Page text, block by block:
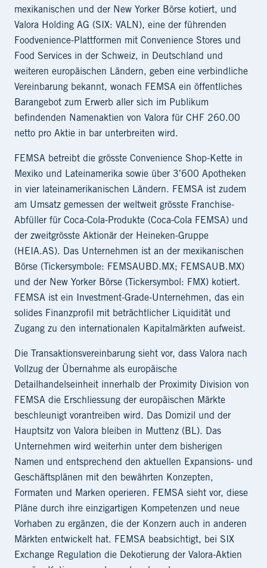
mexikanischen und der New Yorker Börse kotiert, und
Valora Holding AG (SIX: VALN), eine der führenden
Foodvenience-Plattformen mit Convenience Stores und
Food Services in der Schweiz, in Deutschland und
weiteren europäischen Ländern, geben eine verbindliche
Vereinbarung bekannt, wonach FEMSA ein öffentliches
Barangebot zum Erwerb aller sich im Publikum
befindenden Namenaktien von Valora für CHF 260.00
netto pro Aktie in bar unterbreiten wird.
FEMSA betreibt die grösste Convenience Shop-Kette in
Mexiko und Lateinamerika sowie über 3ʼ600 Apotheken
in vier lateinamerikanischen Ländern. FEMSA ist zudem
am Umsatz gemessen der weltweit grösste Franchise-
Abfüller für Coca-Cola-Produkte (Coca-Cola FEMSA) und
der zweitgrösste Aktionär der Heineken-Gruppe
(HEIA.AS). Das Unternehmen ist an der mexikanischen
Börse (Tickersymbole: FEMSAUBD.MX; FEMSAUB.MX)
und der New Yorker Börse (Tickersymbol: FMX) kotiert.
FEMSA ist ein Investment-Grade-Unternehmen, das ein
solides Finanzprofil mit beträchtlicher Liquidität und
Zugang zu den internationalen Kapitalmärkten aufweist.
Die Transaktionsvereinbarung sieht vor, dass Valora nach
Vollzug der Übernahme als europäische
Detailhandelseinheit innerhalb der Proximity Division von
FEMSA die Erschliessung der europäischen Märkte
beschleunigt vorantreiben wird. Das Domizil und der
Hauptsitz von Valora bleiben in Muttenz (BL). Das
Unternehmen wird weiterhin unter dem bisherigen
Namen und entsprechend den aktuellen Expansions- und
Geschäftsplänen mit den bewährten Konzepten,
Formaten und Marken operieren. FEMSA sieht vor, diese
Pläne durch ihre einzigartigen Kompetenzen und neue
Vorhaben zu ergänzen, die der Konzern auch in anderen
Märkten entwickelt hat. FEMSA beabsichtigt, bei SIX
Exchange Regulation die Dekotierung der Valora-Aktien